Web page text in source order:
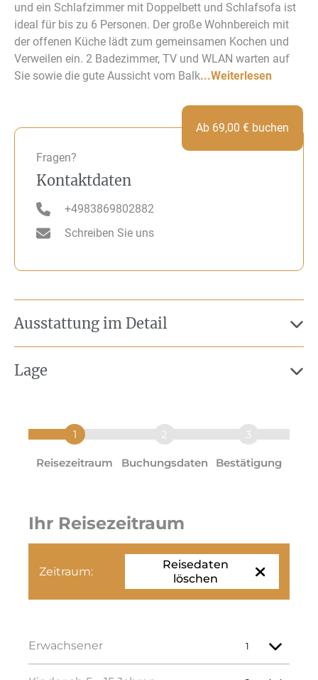
und ein Schlafzimmer mit Doppelbett und Schlafsofa ist
ideal für bis zu 6 Personen. Der große Wohnbereich mit
der offenen Küche lädt zum gemeinsamen Kochen und
Verweilen ein. 2 Badezimmer, TV und WLAN warten auf
Sie sowie die gute Aussicht vom Balk...Weiterlesen
Ab 69,00 € buchen
Fragen?
Kontaktdaten
+4983869802882
Schreiben Sie uns
Ausstattung im Detail
Lage